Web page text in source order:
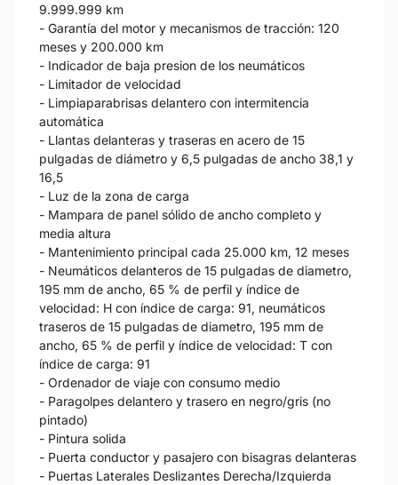
9.999.999 km
- Garantía del motor y mecanismos de tracción: 120
meses y 200.000 km
- Indicador de baja presion de los neumáticos
- Limitador de velocidad
- Limpiaparabrisas delantero con intermitencia
automática
- Llantas delanteras y traseras en acero de 15
pulgadas de diámetro y 6,5 pulgadas de ancho 38,1 y
16,5
- Luz de la zona de carga
- Mampara de panel sólido de ancho completo y
media altura
- Mantenimiento principal cada 25.000 km, 12 meses
- Neumáticos delanteros de 15 pulgadas de diametro,
195 mm de ancho, 65 % de perfil y índice de
velocidad: H con índice de carga: 91, neumáticos
traseros de 15 pulgadas de diametro, 195 mm de
ancho, 65 % de perfil y índice de velocidad: T con
índice de carga: 91
- Ordenador de viaje con consumo medio
- Paragolpes delantero y trasero en negro/gris (no
pintado)
- Pintura solida
- Puerta conductor y pasajero con bisagras delanteras
- Puertas Laterales Deslizantes Derecha/Izquierda